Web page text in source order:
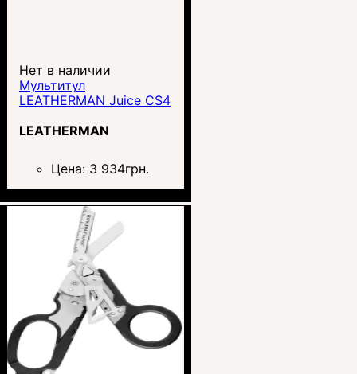
Нет в наличии
Мультитул
LEATHERMAN Juice CS4
LEATHERMAN
Цена: 3 934грн.